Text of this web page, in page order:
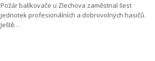
Požár balíkovače u Zlechova zaměstnal šest
jednotek profesionálních a dobrovolných hasičů.
Ještě…